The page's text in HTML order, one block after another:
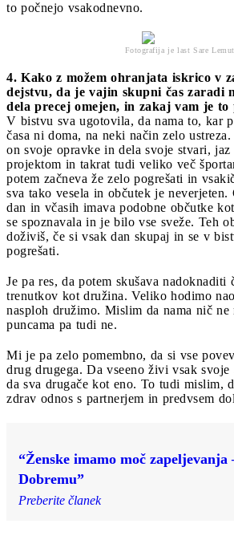
to počnejo vsakodnevno.
Fotografija je last Sare Lemut
4. Kako z možem ohranjata iskrico v
dejstvu, da je vajin skupni čas zaradi
dela precej omejen, in zakaj vam je to
V bistvu sva ugotovila, da nama to, kar
časa ni doma, na neki način zelo
on svoje opravke in dela svoje stvari,
projektom in takrat tudi veliko več
potem začneva že zelo pogrešati in
sva tako vesela in občutek je neverjeten.
dan in včasih imava podobne občutke
se spoznavala in je bilo vse sveže. Teh
doživiš, če si vsak dan skupaj in se v
pogrešati.
Je pa res, da potem skušava nadoknaditi
trenutkov kot družina. Veliko hodimo
nasploh družimo. Mislim da nama nič ne
puncama pa tudi ne.
Mi je pa zelo pomembno, da si vse
drug drugega. Da vseeno živi vsak svoje
da sva drugače kot eno. To tudi mislim,
zdrav odnos s partnerjem in predvsem
“Ženske imamo moč zapeljevanja
Dobremu”
Preberite članek